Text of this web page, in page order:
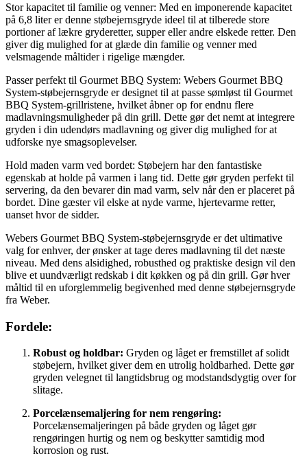
Stor kapacitet til familie og venner: Med en imponerende kapacitet
på 6,8 liter er denne støbejernsgryde ideel til at tilberede store
portioner af lækre gryderetter, supper eller andre elskede retter. Den
giver dig mulighed for at glæde din familie og venner med
velsmagende måltider i rigelige mængder.
Passer perfekt til Gourmet BBQ System: Webers Gourmet BBQ
System-støbejernsgryde er designet til at passe sømløst til Gourmet
BBQ System-grillristene, hvilket åbner op for endnu flere
madlavningsmuligheder på din grill. Dette gør det nemt at integrere
gryden i din udendørs madlavning og giver dig mulighed for at
udforske nye smagsoplevelser.
Hold maden varm ved bordet: Støbejern har den fantastiske
egenskab at holde på varmen i lang tid. Dette gør gryden perfekt til
servering, da den bevarer din mad varm, selv når den er placeret på
bordet. Dine gæster vil elske at nyde varme, hjertevarme retter,
uanset hvor de sidder.
Webers Gourmet BBQ System-støbejernsgryde er det ultimative
valg for enhver, der ønsker at tage deres madlavning til det næste
niveau. Med dens alsidighed, robusthed og praktiske design vil den
blive et uundværligt redskab i dit køkken og på din grill. Gør hver
måltid til en uforglemmelig begivenhed med denne støbejernsgryde
fra Weber.
Fordele:
Robust og holdbar: Gryden og låget er fremstillet af solidt
støbejern, hvilket giver dem en utrolig holdbarhed. Dette gør
gryden velegnet til langtidsbrug og modstandsdygtig over for
slitage.
Porcelænsemaljering for nem rengøring:
Porcelænsemaljeringen på både gryden og låget gør
rengøringen hurtig og nem og beskytter samtidig mod
korrosion og rust.